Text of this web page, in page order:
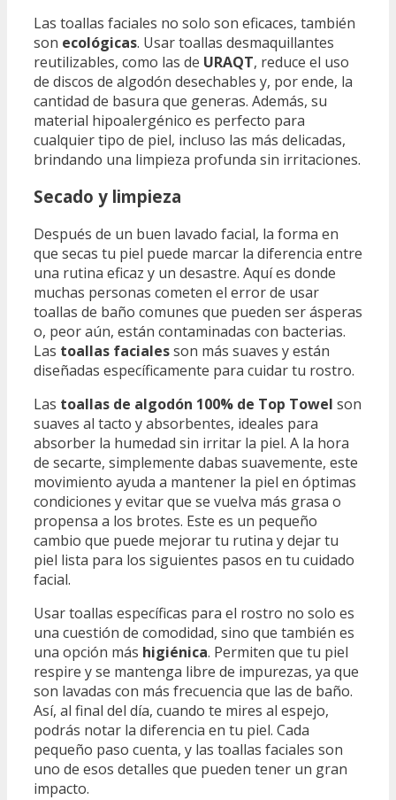
Las toallas faciales no solo son eficaces, también
son ecológicas. Usar toallas desmaquillantes
reutilizables, como las de URAQT, reduce el uso
de discos de algodón desechables y, por ende, la
cantidad de basura que generas. Además, su
material hipoalergénico es perfecto para
cualquier tipo de piel, incluso las más delicadas,
brindando una limpieza profunda sin irritaciones.
Secado y limpieza
Después de un buen lavado facial, la forma en
que secas tu piel puede marcar la diferencia entre
una rutina eficaz y un desastre. Aquí es donde
muchas personas cometen el error de usar
toallas de baño comunes que pueden ser ásperas
o, peor aún, están contaminadas con bacterias.
Las toallas facialesson más suaves y están
diseñadas específicamente para cuidar tu rostro.
Las toallas de algodón 100% de Top Towel son
suaves al tacto y absorbentes, ideales para
absorber la humedad sin irritar la piel. A la hora
de secarte, simplemente dabas suavemente, este
movimiento ayuda a mantener la piel en óptimas
condiciones y evitar que se vuelva más grasa o
propensa a los brotes. Este es un pequeño
cambio que puede mejorar tu rutina y dejar tu
piel lista para los siguientes pasos en tu cuidado
facial.
Usar toallas específicas para el rostro no solo es
una cuestión de comodidad, sino que también es
una opción más higiénica. Permiten que tu piel
respire y se mantenga libre de impurezas, ya que
son lavadas con más frecuencia que las de baño.
Así, al final del día, cuando te mires al espejo,
podrás notar la diferencia en tu piel. Cada
pequeño paso cuenta, y las toallas faciales son
uno de esos detalles que pueden tener un gran
impacto.